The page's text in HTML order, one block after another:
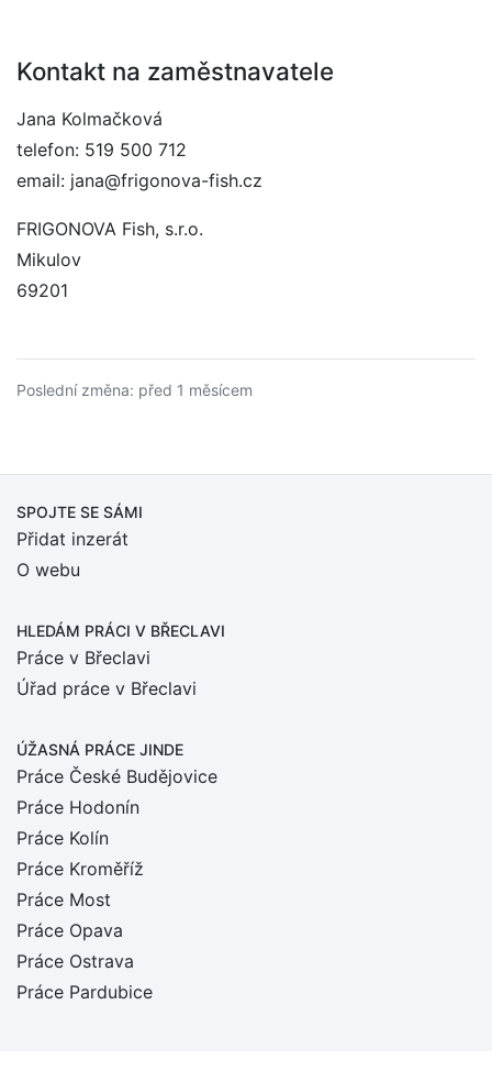
Kontakt na zaměstnavatele
Jana Kolmačková
telefon: 519 500 712
email: jana@frigonova-fish.cz
FRIGONOVA Fish, s.r.o.
Mikulov
69201
Poslední změna: před 1 měsícem
SPOJTE SE SÁMI
Přidat inzerát
O webu
HLEDÁM PRÁCI V BŘECLAVI
Práce v Břeclavi
Úřad práce v Břeclavi
ÚŽASNÁ PRÁCE JINDE
Práce České Budějovice
Práce Hodonín
Práce Kolín
Práce Kroměříž
Práce Most
Práce Opava
Práce Ostrava
Práce Pardubice